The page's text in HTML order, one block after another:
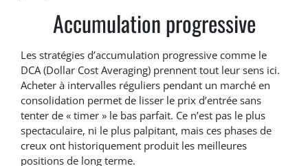
Accumulation progressive
Les stratégies d’accumulation progressive comme le
DCA (Dollar Cost Averaging) prennent tout leur sens ici.
Acheter à intervalles réguliers pendant un marché en
consolidation permet de lisser le prix d’entrée sans
tenter de « timer » le bas parfait. Ce n’est pas le plus
spectaculaire, ni le plus palpitant, mais ces phases de
creux ont historiquement produit les meilleures
positions de long terme.